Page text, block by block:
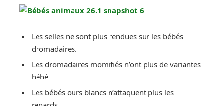
Les selles ne sont plus rendues sur les bébés
dromadaires.
Les dromadaires momifiés n’ont plus de variantes
bébé.
Les bébés ours blancs n’attaquent plus les